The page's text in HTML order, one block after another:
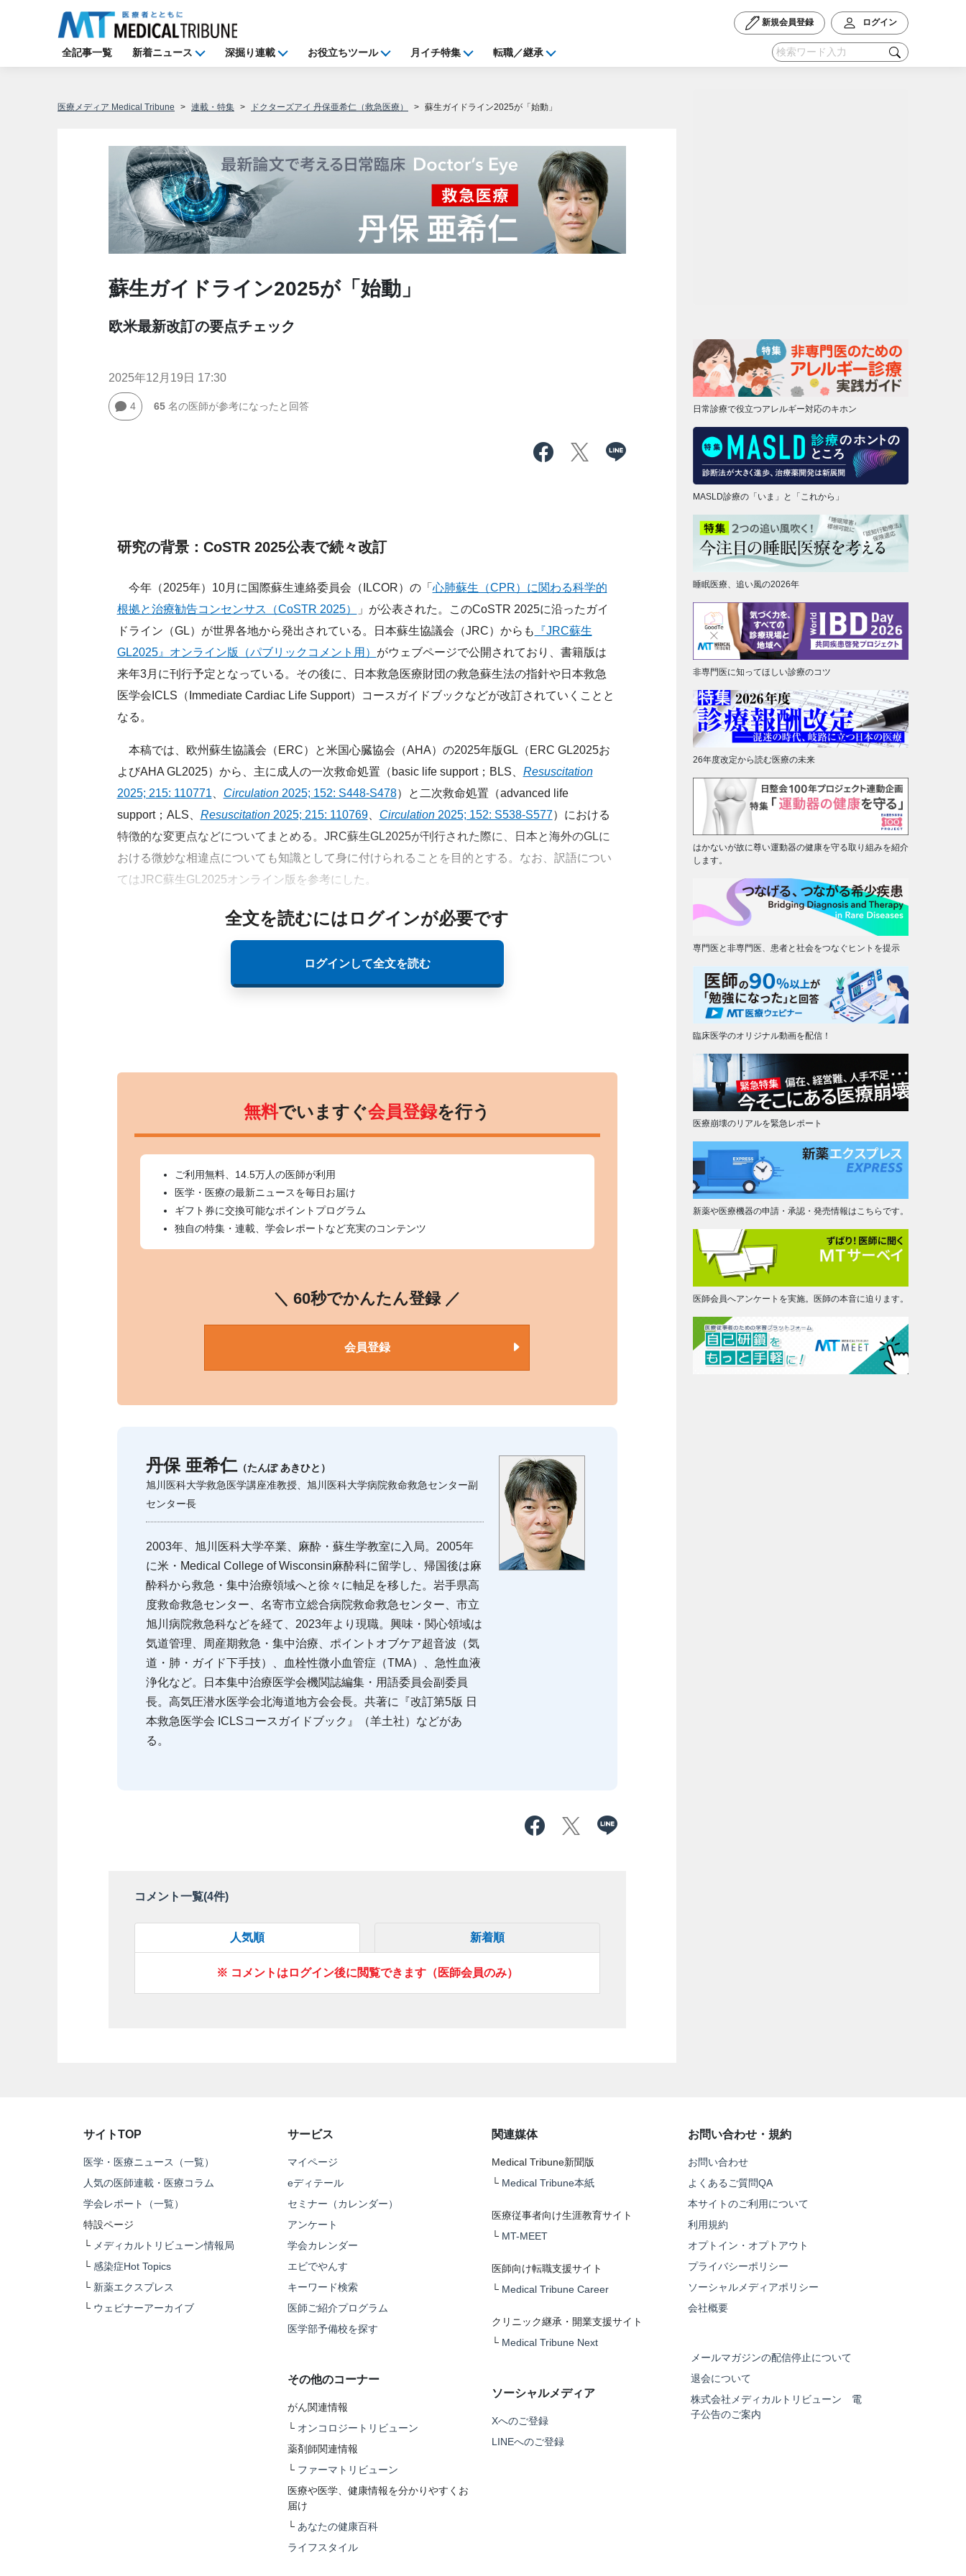
新規会員登録 ログイン
全記事一覧 新着ニュース 深掘り連載 お役立ちツール 月イチ特集 転職／継承
医療メディア Medical Tribune 連載・特集 ドクターズアイ 丹保亜希仁（救急医療） 蘇生ガイドライン2025が「始動」
蘇生ガイドライン2025が「始動」
欧米最新改訂の要点チェック
2025年12月19日 17:30
4 65名の医師が参考になったと回答
研究の背景：CoSTR 2025公表で続々改訂
今年（2025年）10月に国際蘇生連絡委員会（ILCOR）の「 心肺蘇生（CPR）に関わる科学的
根拠と治療勧告コンセンサス（CoSTR 2025）
」が公表された。このCoSTR 2025に沿ったガイ
ドライン（GL）が世界各地から発出されている。日本蘇生協議会（JRC）からも 『JRC蘇生
GL2025』オンライン版（パブリックコメント用） がウェブページで公開されており、書籍版は
来年3月に刊行予定となっている。その後に、日本救急医療財団の救急蘇生法の指針や日本救急
医学会ICLS（Immediate Cardiac Life Support）コースガイドブックなどが改訂されていくことと
なる。
本稿では、欧州蘇生協議会（ERC）と米国心臓協会（AHA）の2025年版GL（ERC GL2025お
よびAHA GL2025）から、主に成人の一次救命処置（basic life support；BLS、 Resuscitation
2025; 215: 110771
Circulation2025; 152: S448-S478）と二次救命処置（advanced life
support；ALS、 Resuscitation2025; 215: 110769、 Circulation2025; 152: S538-S577）における
特徴的な変更点などについてまとめる。JRC蘇生GL2025が刊行された際に、日本と海外のGLに
おける微妙な相違点についても知識として身に付けられることを目的とする。なお、訳語につい
てはJRC蘇生GL2025オンライン版を参考にした。
全文を読むにはログインが必要です
ログインして全文を読む
無料でいますぐ会員登録を行う
ご利用無料、14.5万人の医師が利用
医学・医療の最新ニュースを毎日お届け
ギフト券に交換可能なポイントプログラム
独自の特集・連載、学会レポートなど充実のコンテンツ
＼ 60秒でかんたん登録 ／
会員登録
丹保 亜希仁（たんぽ あきひと）
旭川医科大学救急医学講座准教授、旭川医科大学病院救命救急センター副
センター長
2003年、旭川医科大学卒業、麻酔・蘇生学教室に入局。2005年
に米・Medical College of Wisconsin麻酔科に留学し、帰国後は麻
酔科から救急・集中治療領域へと徐々に軸足を移した。岩手県高
度救命救急センター、名寄市立総合病院救命救急センター、市立
旭川病院救急科などを経て、2023年より現職。興味・関心領域は
気道管理、周産期救急・集中治療、ポイントオブケア超音波（気
道・肺・ガイド下手技）、血栓性微小血管症（TMA）、急性血液
浄化など。日本集中治療医学会機関誌編集・用語委員会副委員
長。高気圧潜水医学会北海道地方会会長。共著に『改訂第5版 日
本救急医学会 ICLSコースガイドブック』（羊土社）などがあ
る。
コメント一覧(4件)
人気順 新着順
※ コメントはログイン後に閲覧できます（医師会員のみ）
日常診療で役立つアレルギー対応のキホン
MASLD診療の「いま」と「これから」
睡眠医療、追い風の2026年
非専門医に知ってほしい診療のコツ
26年度改定から読む医療の未来
はかないが故に尊い運動器の健康を守る取り組みを紹介
します。
専門医と非専門医、患者と社会をつなぐヒントを提示
臨床医学のオリジナル動画を配信！
医療崩壊のリアルを緊急レポート
新薬や医療機器の申請・承認・発売情報はこちらです。
医師会員へアンケートを実施。医師の本音に迫ります。
サイトTOP
医学・医療ニュース（一覧）
人気の医師連載・医療コラム
学会レポート（一覧）
特設ページ
└ メディカルトリビューン情報局
└ 感染症Hot Topics
└ 新薬エクスプレス
└ ウェビナーアーカイブ
サービス
マイページ
eディテール
セミナー（カレンダー）
アンケート
学会カレンダー
エビでやんす
キーワード検索
医師ご紹介プログラム
医学部予備校を探す
その他のコーナー
がん関連情報
└ オンコロジートリビューン
薬剤師関連情報
└ ファーマトリビューン
医療や医学、健康情報を分かりやすくお
届け
└ あなたの健康百科
ライフスタイル
関連媒体
Medical Tribune新聞版
└ Medical Tribune本紙
医療従事者向け生涯教育サイト
└ MT-MEET
医師向け転職支援サイト
└ Medical Tribune Career
クリニック継承・開業支援サイト
└ Medical Tribune Next
ソーシャルメディア
Xへのご登録
LINEへのご登録
お問い合わせ・規約
お問い合わせ
よくあるご質問QA
本サイトのご利用について
利用規約
オプトイン・オプトアウト
プライバシーポリシー
ソーシャルメディアポリシー
会社概要
メールマガジンの配信停止について
退会について
株式会社メディカルトリビューン 電
子公告のご案内